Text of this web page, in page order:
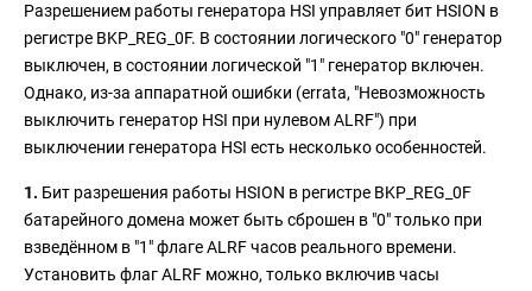
Разрешением работы генератора HSI управляет бит HSION в
регистре BKP_REG_0F. В состоянии логического "0" генератор
выключен, в состоянии логической "1" генератор включен.
Однако, из-за аппаратной ошибки (errata, "Невозможность
выключить генератор HSI при нулевом ALRF") при
выключении генератора HSI есть несколько особенностей.
1. Бит разрешения работы HSION в регистре BKP_REG_0F
батарейного домена может быть сброшен в "0" только при
взведённом в "1" флаге ALRF часов реального времени.
Установить флаг ALRF можно, только включив часы